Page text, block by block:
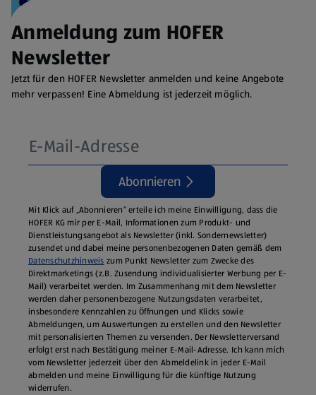
Anmeldung zum HOFER
Newsletter
Jetzt für den HOFER Newsletter anmelden und keine Angebote
mehr verpassen! Eine Abmeldung ist jederzeit möglich.
Abonnieren
Mit Klick auf „Abonnieren“ erteile ich meine Einwilligung, dass die
HOFER KG mir per E-Mail, Informationen zum Produkt- und
Dienstleistungsangebot als Newsletter (inkl. Sondernewsletter)
zusendet und dabei meine personenbezogenen Daten gemäß dem
Datenschutzhinweis zum Punkt Newsletter zum Zwecke des
Direktmarketings (z.B. Zusendung individualisierter Werbung per E-
Mail) verarbeitet werden. Im Zusammenhang mit dem Newsletter
werden daher personenbezogene Nutzungsdaten verarbeitet,
insbesondere Kennzahlen zu Öffnungen und Klicks sowie
Abmeldungen, um Auswertungen zu erstellen und den Newsletter
mit personalisierten Themen zu versenden. Der Newsletterversand
erfolgt erst nach Bestätigung meiner E-Mail-Adresse. Ich kann mich
vom Newsletter jederzeit über den Abmeldelink in jeder E‑Mail
abmelden und meine Einwilligung für die künftige Nutzung
widerrufen.